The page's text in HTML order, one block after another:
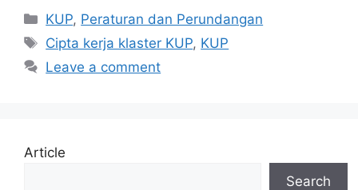
Categories
KUP, Peraturan dan Perundangan
Tags
Cipta kerja klaster KUP, KUP
Leave a comment
Article
Search